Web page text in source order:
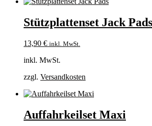
Stützplattenset Jack Pads
13,90 € inkl. MwSt.
inkl. MwSt.
zzgl. Versandkosten
Auffahrkeilset Maxi